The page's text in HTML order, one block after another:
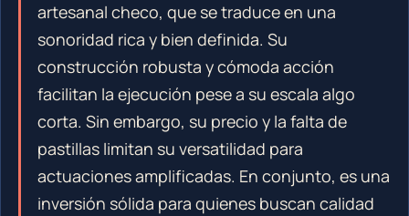
artesanal checo, que se traduce en una
sonoridad rica y bien definida. Su
construcción robusta y cómoda acción
facilitan la ejecución pese a su escala algo
corta. Sin embargo, su precio y la falta de
pastillas limitan su versatilidad para
actuaciones amplificadas. En conjunto, es una
inversión sólida para quienes buscan calidad